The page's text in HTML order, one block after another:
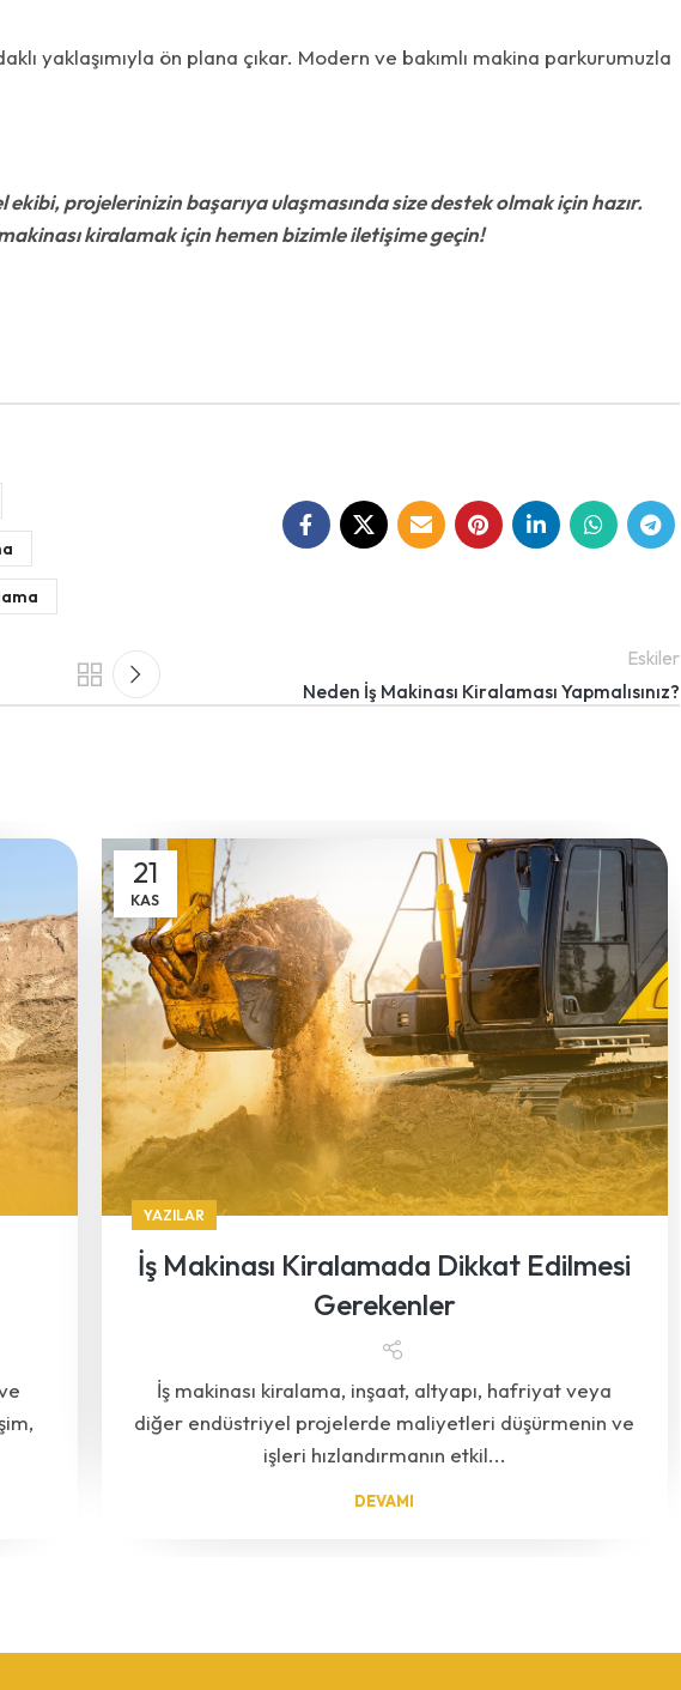
yaklaşımıyla ön plana çıkar. Modern ve bakımlı makina parkurumuzla
ekibi, projelerinizin başarıya ulaşmasında size destek olmak için hazır.
kiralamak için hemen bizimle iletişime geçin!
Eskiler
Neden İş Makinası Kiralaması Yapmalısınız?
21
KAS
YAZILAR
İş Makinası Kiralamada Dikkat Edilmesi
Gerekenler
İş makinası kiralama, inşaat, altyapı, hafriyat veya
diğer endüstriyel projelerde maliyetleri düşürmenin ve
işleri hızlandırmanın etkil...
DEVAMI